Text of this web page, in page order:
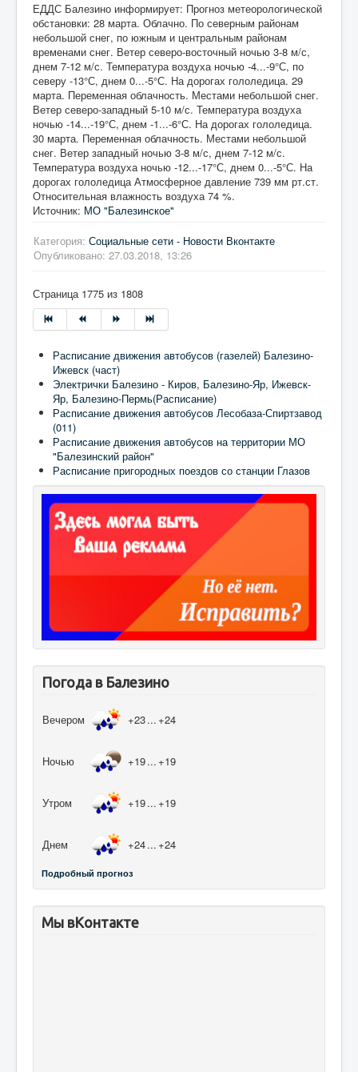
ЕДДС Балезино информирует: Прогноз метеорологической
обстановки: 28 марта. Облачно. По северным районам
небольшой снег, по южным и центральным районам
временами снег. Ветер северо-восточный ночью 3-8 м/с,
днем 7-12 м/с. Температура воздуха ночью -4...-9°С, по
северу -13°С, днем 0...-5°С. На дорогах гололедица. 29
марта. Переменная облачность. Местами небольшой снег.
Ветер северо-западный 5-10 м/с. Температура воздуха
ночью -14...-19°С, днем -1...-6°С. На дорогах гололедица.
30 марта. Переменная облачность. Местами небольшой
снег. Ветер западный ночью 3-8 м/с, днем 7-12 м/с.
Температура воздуха ночью -12...-17°С, днем 0...-5°С. На
дорогах гололедица Атмосферное давление 739 мм рт.ст.
Относительная влажность воздуха 74 %.
Источник: МО "Балезинское"
Категория: Социальные сети - Новости Вконтакте
Опубликовано: 27.03.2018, 13:26
Страница 1775 из 1808
Расписание движения автобусов (газелей) Балезино-
Ижевск (част)
Электрички Балезино - Киров, Балезино-Яр, Ижевск-
Яр, Балезино-Пермь(Расписание)
Расписание движения автобусов Лесобаза-Спиртзавод
(011)
Расписание движения автобусов на территории МО
"Балезинский район"
Расписание пригородных поездов со станции Глазов
Погода в Балезино
Вечером +23... +24
Ночью +19... +19
Утром +19... +19
Днем +24... +24
Подробный прогноз
Мы вКонтакте